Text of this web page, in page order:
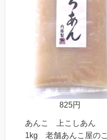
825円
あんこ 上こしあん
1kg 老舗あんこ屋のこ